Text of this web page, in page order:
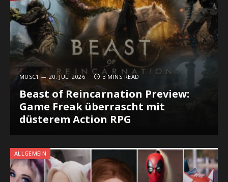
MUSC1 20. JULI 2026 3 MINS READ
Beast of Reincarnation Preview:
Game Freak überrascht mit
düsterem Action RPG
ALLGEMEIN